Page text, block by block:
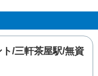
/三軒茶屋駅/無資